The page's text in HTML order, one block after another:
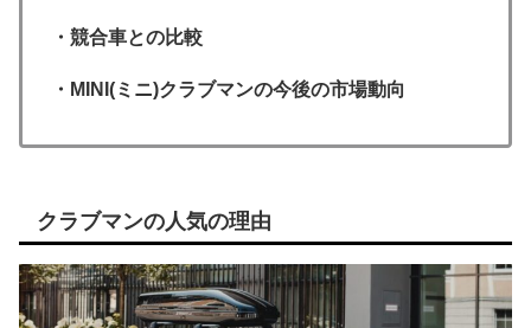
・競合車との比較
・MINI(ミニ)クラブマンの今後の市場動向
クラブマンの人気の理由